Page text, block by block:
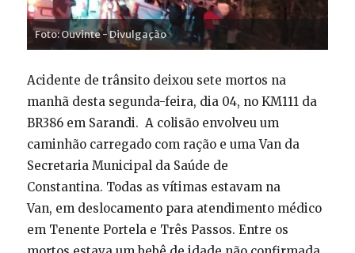
Foto: Ouvinte - Divulgação
Acidente de trânsito deixou sete mortos na
manhã desta segunda-feira, dia 04, no KM111 da
BR386 em Sarandi. A colisão envolveu um
caminhão carregado com ração e uma Van da
Secretaria Municipal da Saúde de
Constantina. Todas as vítimas estavam na
Van, em deslocamento para atendimento médico
em Tenente Portela e Três Passos. Entre os